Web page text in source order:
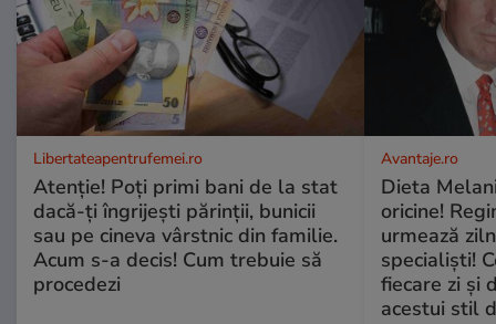
Libertateapentrufemei.ro
Atenție! Poți primi bani de la stat
dacă-ți îngrijești părinții, bunicii
sau pe cineva vârstnic din familie.
Acum s-a decis! Cum trebuie să
procedezi
Avantaje.ro
Dieta
oricine!
urmează
specialiști!
fiecare zi și
acestui stil